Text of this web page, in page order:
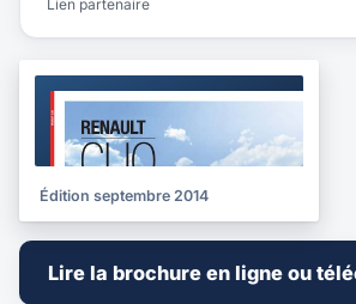
Lien partenaire
BROCHURE
2014
Édition septembre 2014
Lire la brochure en ligne ou